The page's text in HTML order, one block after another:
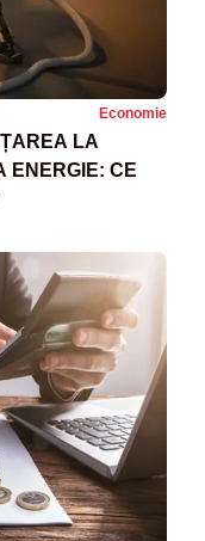
Economie
LA
ENERGIE: CE